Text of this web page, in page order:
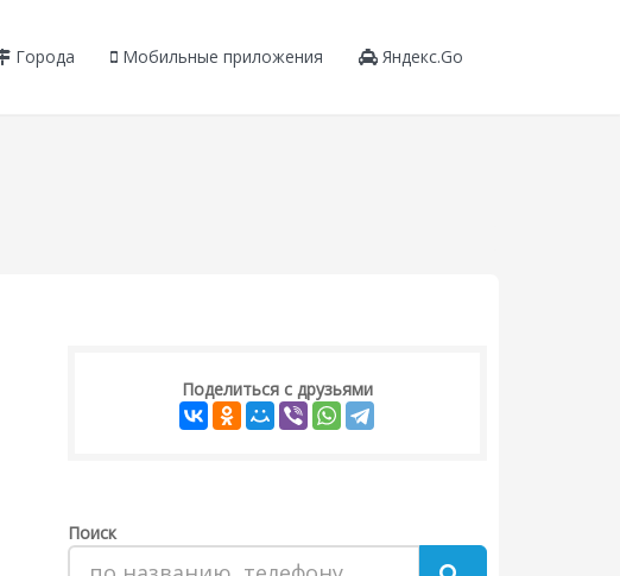
Города Мобильные приложения Яндекс.Go
Поделиться с друзьями
Поиск